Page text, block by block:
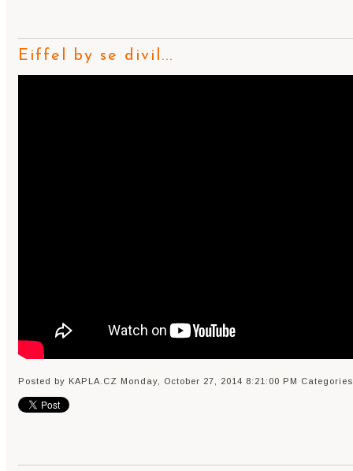
Eiffel by se divil...
Posted by KAPLA.CZ Monday, October 27, 2014 8:21:00 PM